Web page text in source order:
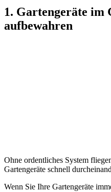
1. Gartengeräte im
aufbewahren
Ohne ordentliches System
Gartengeräte schnell
Wenn Sie Ihre Gartengeräte